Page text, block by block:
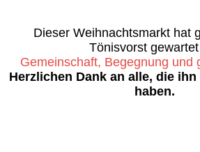
Dieser Weihnachtsmarkt hat
Tönisvorst
Gemeinschaft, Begegnung und
Herzlichen Dank an alle, die
haben.